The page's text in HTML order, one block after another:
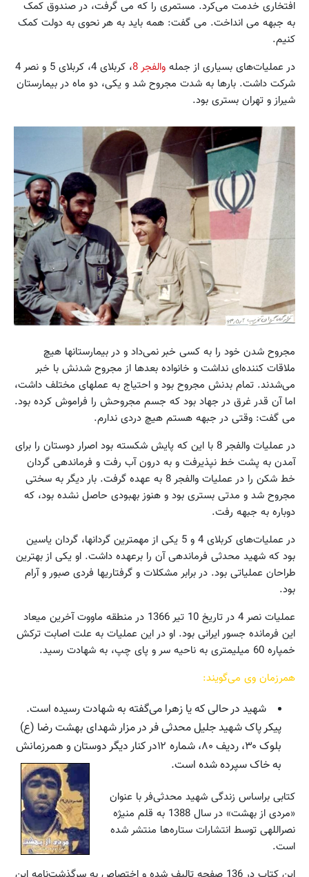
افتخاری خدمت می‌کرد. مستمری را که می گرفت، در صندوق کمک
به جبهه می انداخت. می گفت: همه باید به هر نحوی به دولت کمک
کنیم.
در عملیات‌های بسیاری از جمله والفجر 8
، کربلای 4، کربلای 5 و نصر 4
شرکت داشت. بارها به شدت مجروح شد و یکی، دو ماه در بیمارستان
شیراز و تهران بستری بود.
مجروح شدن خود را به کسی خبر نمی‌داد و در بیمارستانها هیچ
ملاقات کننده‌ای نداشت و خانواده بعدها از مجروح شدنش با خبر
می‌شدند. تمام بدنش مجروح بود و احتیاج به عملهای مختلف داشت،
اما آن قدر غرق در جهاد بود که جسم مجروحش را فراموش کرده بود.
می گفت: وقتی در جبهه هستم هیچ دردی ندارم.
در عملیات والفجر 8 با این که پایش شکسته بود اصرار دوستان را برای
آمدن به پشت خط نپذیرفت و به درون آب رفت و فرماندهی گردان
خط شکن را در عملیات والفجر 8 به عهده گرفت. بار دیگر به سختی
مجروح شد و مدتی بستری بود و هنوز بهبودی حاصل نشده بود، که
دوباره به جبهه رفت.
در عملیات‌های کربلای 4 و 5 یکی از مهمترین گردانها، گردان یاسین
بود که شهید محدثی فرماندهی آن را برعهده داشت. او یکی از بهترین
طراحان عملیاتی بود. در برابر مشکلات و گرفتاریها فردی صبور و آرام
بود.
عملیات نصر 4 در تاریخ 10 تیر 1366 در منطقه ماووت آخرین میعاد
این فرمانده جسور ایرانی بود. او در این عملیات به علت اصابت ترکش
خمپاره 60 میلیمتری به ناحیه سر و پای چپ، به شهادت رسید.
همرزمان وی می‌گویند:
شهید در حالی که یا زهرا می‌گفته به شهادت رسیده است.
پیکر پاک شهید جلیل محدثی فر در مزار شهدای بهشت رضا (ع)
بلوک ۳۰، ردیف ۸۰، شماره ۱۲در کنار دیگر دوستان و همرزمانش
به خاک سپرده شده است.
کتابی براساس زندگی شهید محدثی‌فر با عنوان
«مردی از بهشت» در سال 1388 به قلم منیژه
نصراللهی توسط انتشارات ستاره‌ها منتشر شده
است.